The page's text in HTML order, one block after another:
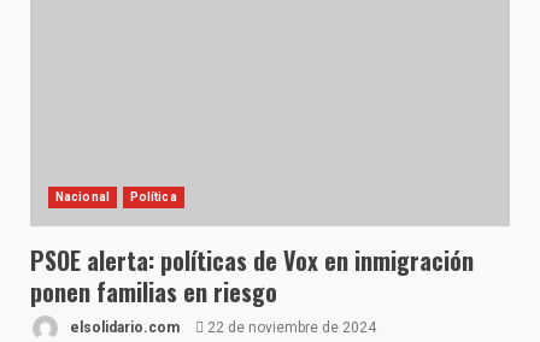
Nacional Política
PSOE alerta: políticas de Vox en inmigración
ponen familias en riesgo
elsolidario.com 22 de noviembre de 2024